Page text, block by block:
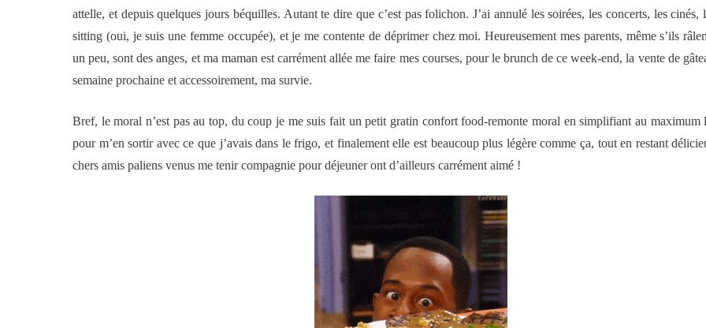
attelle, et depuis quelques jours béquilles. Autant te dire que c’est pas folichon. J’ai annulé les soirées, les concerts, les cinés,
sitting (oui, je suis une femme occupée), et je me contente de déprimer chez moi. Heureusement mes parents, même s’ils
un peu, sont des anges, et ma maman est carrément allée me faire mes courses, pour le brunch de ce week-end, la vente de
semaine prochaine et accessoirement, ma survie.
Bref, le moral n’est pas au top, du coup je me suis fait un petit gratin confort food-remonte moral en simplifiant au maximum
pour m’en sortir avec ce que j’avais dans le frigo, et finalement elle est beaucoup plus légère comme ça, tout en restant
chers amis paliens venus me tenir compagnie pour déjeuner ont d’ailleurs carrément aimé !